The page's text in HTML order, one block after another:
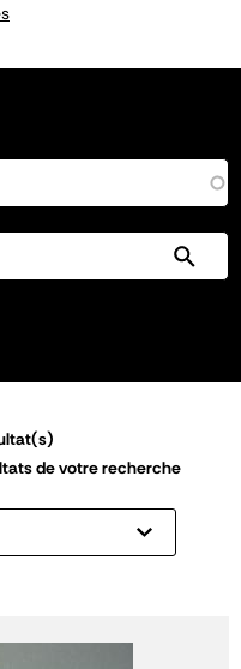
de votre recherche